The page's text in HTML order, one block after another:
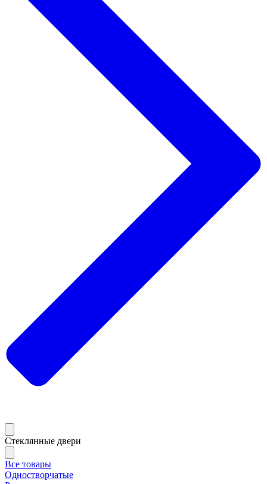
Стеклянные двери
Все товары
Одностворчатые